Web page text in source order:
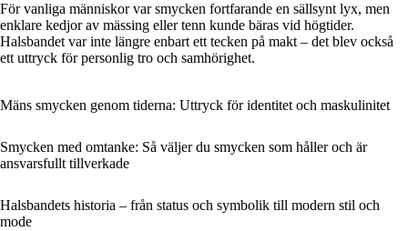
För vanliga människor var smycken fortfarande en sällsynt lyx, men
enklare kedjor av mässing eller tenn kunde bäras vid högtider.
Halsbandet var inte längre enbart ett tecken på makt – det blev också
ett uttryck för personlig tro och samhörighet.
Mäns smycken genom tiderna: Uttryck för identitet och maskulinitet
Smycken med omtanke: Så väljer du smycken som håller och är
ansvarsfullt tillverkade
Halsbandets historia – från status och symbolik till modern stil och
mode